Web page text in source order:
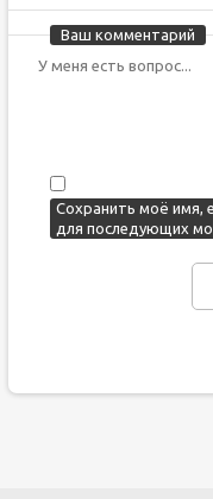
Ваш комментарий
Сохранить моё имя,
для последующих